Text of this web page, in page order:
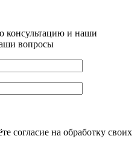
консультацию и наши
вопросы
согласие на обработку своих